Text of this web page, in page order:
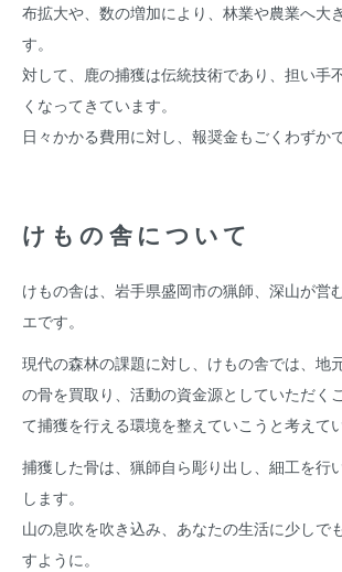
布拡大や、数の増加により、林業や農業へ大
す。
対して、鹿の捕獲は伝統技術であり、担い手
くなってきています。
日々かかる費用に対し、報奨金もごくわずかで
けもの舎について
けもの舎は、岩手県盛岡市の猟師、深山が営
エです。
現代の森林の課題に対し、けもの舎では、地
の骨を買取り、活動の資金源としていただく
て捕獲を行える環境を整えていこうと考えて
捕獲した骨は、猟師自ら彫り出し、細工を行
します。
山の息吹を吹き込み、あなたの生活に少しで
すように。